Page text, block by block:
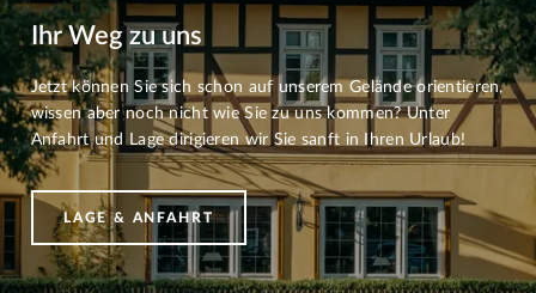
Ihr Weg zu uns
Jetzt können Sie sich schon auf unserem Gelände orientieren,
wissen aber noch nicht wie Sie zu uns kommen? Unter
Anfahrt und Lage dirigieren wir Sie sanft in Ihren Urlaub!
LAGE & ANFAHRT